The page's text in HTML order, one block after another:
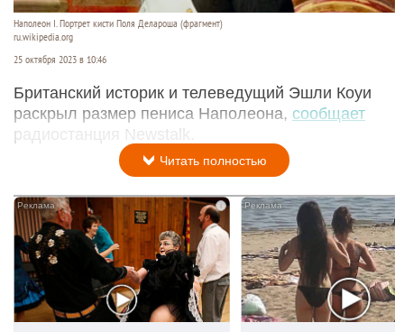
Наполеон I. Портрет кисти Поля Делароша (фрагмент)
ru.wikipedia.org
25 октября 2023 в 10:46
Британский историк и телеведущий Эшли Коуи
раскрыл размер пениса Наполеона, сообщает
радиостанция Newstalk.
Читать полностью